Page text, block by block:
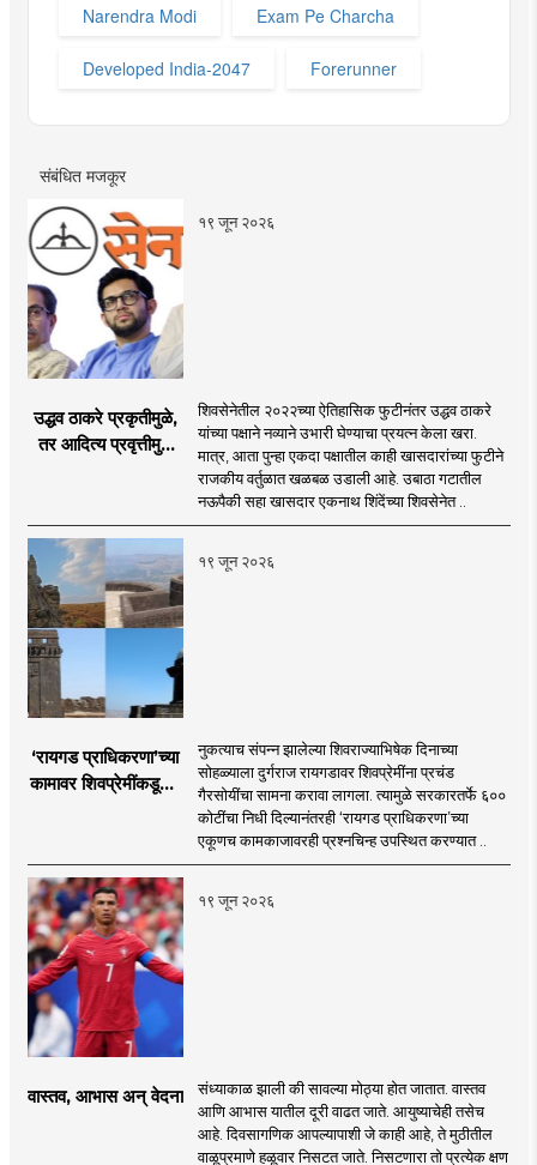
Narendra Modi Exam Pe Charcha
Developed India-2047 Forerunner
संबंधित मजकूर
१९ जून २०२६
उद्धव ठाकरे प्रकृतीमुळे,
तर आदित्य प्रवृत्तीमुळे
शिवसेनेतील २०२२च्या ऐतिहासिक फुटीनंतर उद्धव ठाकरे
यांच्या पक्षाने नव्याने उभारी घेण्याचा प्रयत्न केला खरा.
मात्र, आता पुन्हा एकदा पक्षातील काही खासदारांच्या फुटीने
राजकीय वर्तुळात खळबळ उडाली आहे. उबाठा गटातील
नऊपैकी सहा खासदार एकनाथ शिंदेंच्या शिवसेनेत ..
१९ जून २०२६
‘रायगड प्राधिकरणा’च्या
कामावर शिवप्रेमींकडूनच
नुकत्याच संपन्न झालेल्या शिवराज्याभिषेक दिनाच्या
सोहळ्याला दुर्गराज रायगडावर शिवप्रेमींना प्रचंड
गैरसोयींचा सामना करावा लागला. त्यामुळे सरकारतर्फे ६००
कोटींचा निधी दिल्यानंतरही ‘रायगड प्राधिकरणा’च्या
एकूणच कामकाजावरही प्रश्नचिन्ह उपस्थित करण्यात ..
१९ जून २०२६
वास्तव, आभास अन् वेदना
संध्याकाळ झाली की सावल्या मोठ्या होत जातात. वास्तव
आणि आभास यातील दूरी वाढत जाते. आयुष्याचेही तसेच
आहे. दिवसागणिक आपल्यापाशी जे काही आहे, ते मुठीतील
वाळूप्रमाणे हळूवार निसटत जाते. निसटणारा तो प्रत्येक क्षण